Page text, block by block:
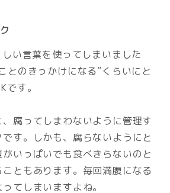
い言葉を使ってしまいました
とのきっかけになる”くらいにと
です。
、腐ってしまわないように管理す
す。しかも、腐らないようにと
いっぱいでも食べきらないのと
ともあります。毎回満腹になる
てしまいますよね。